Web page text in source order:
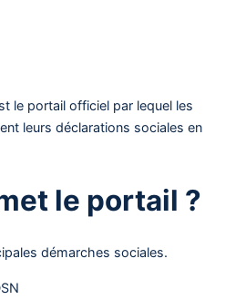
le portail officiel par lequel les
leurs déclarations sociales en
le portail ?
démarches sociales.